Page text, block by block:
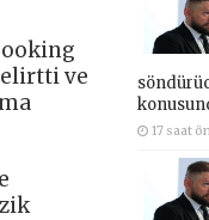
ve
17 saat